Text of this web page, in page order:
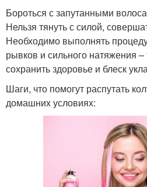
Бороться с запутанными
Нельзя тянуть с силой,
Необходимо выполнять
рывков и сильного натяжения –
сохранить здоровье и блеск
Шаги, что помогут распутать
домашних условиях: